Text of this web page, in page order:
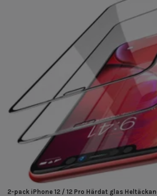
2-pack iPhone 12 / 12 Pro Härdat glas